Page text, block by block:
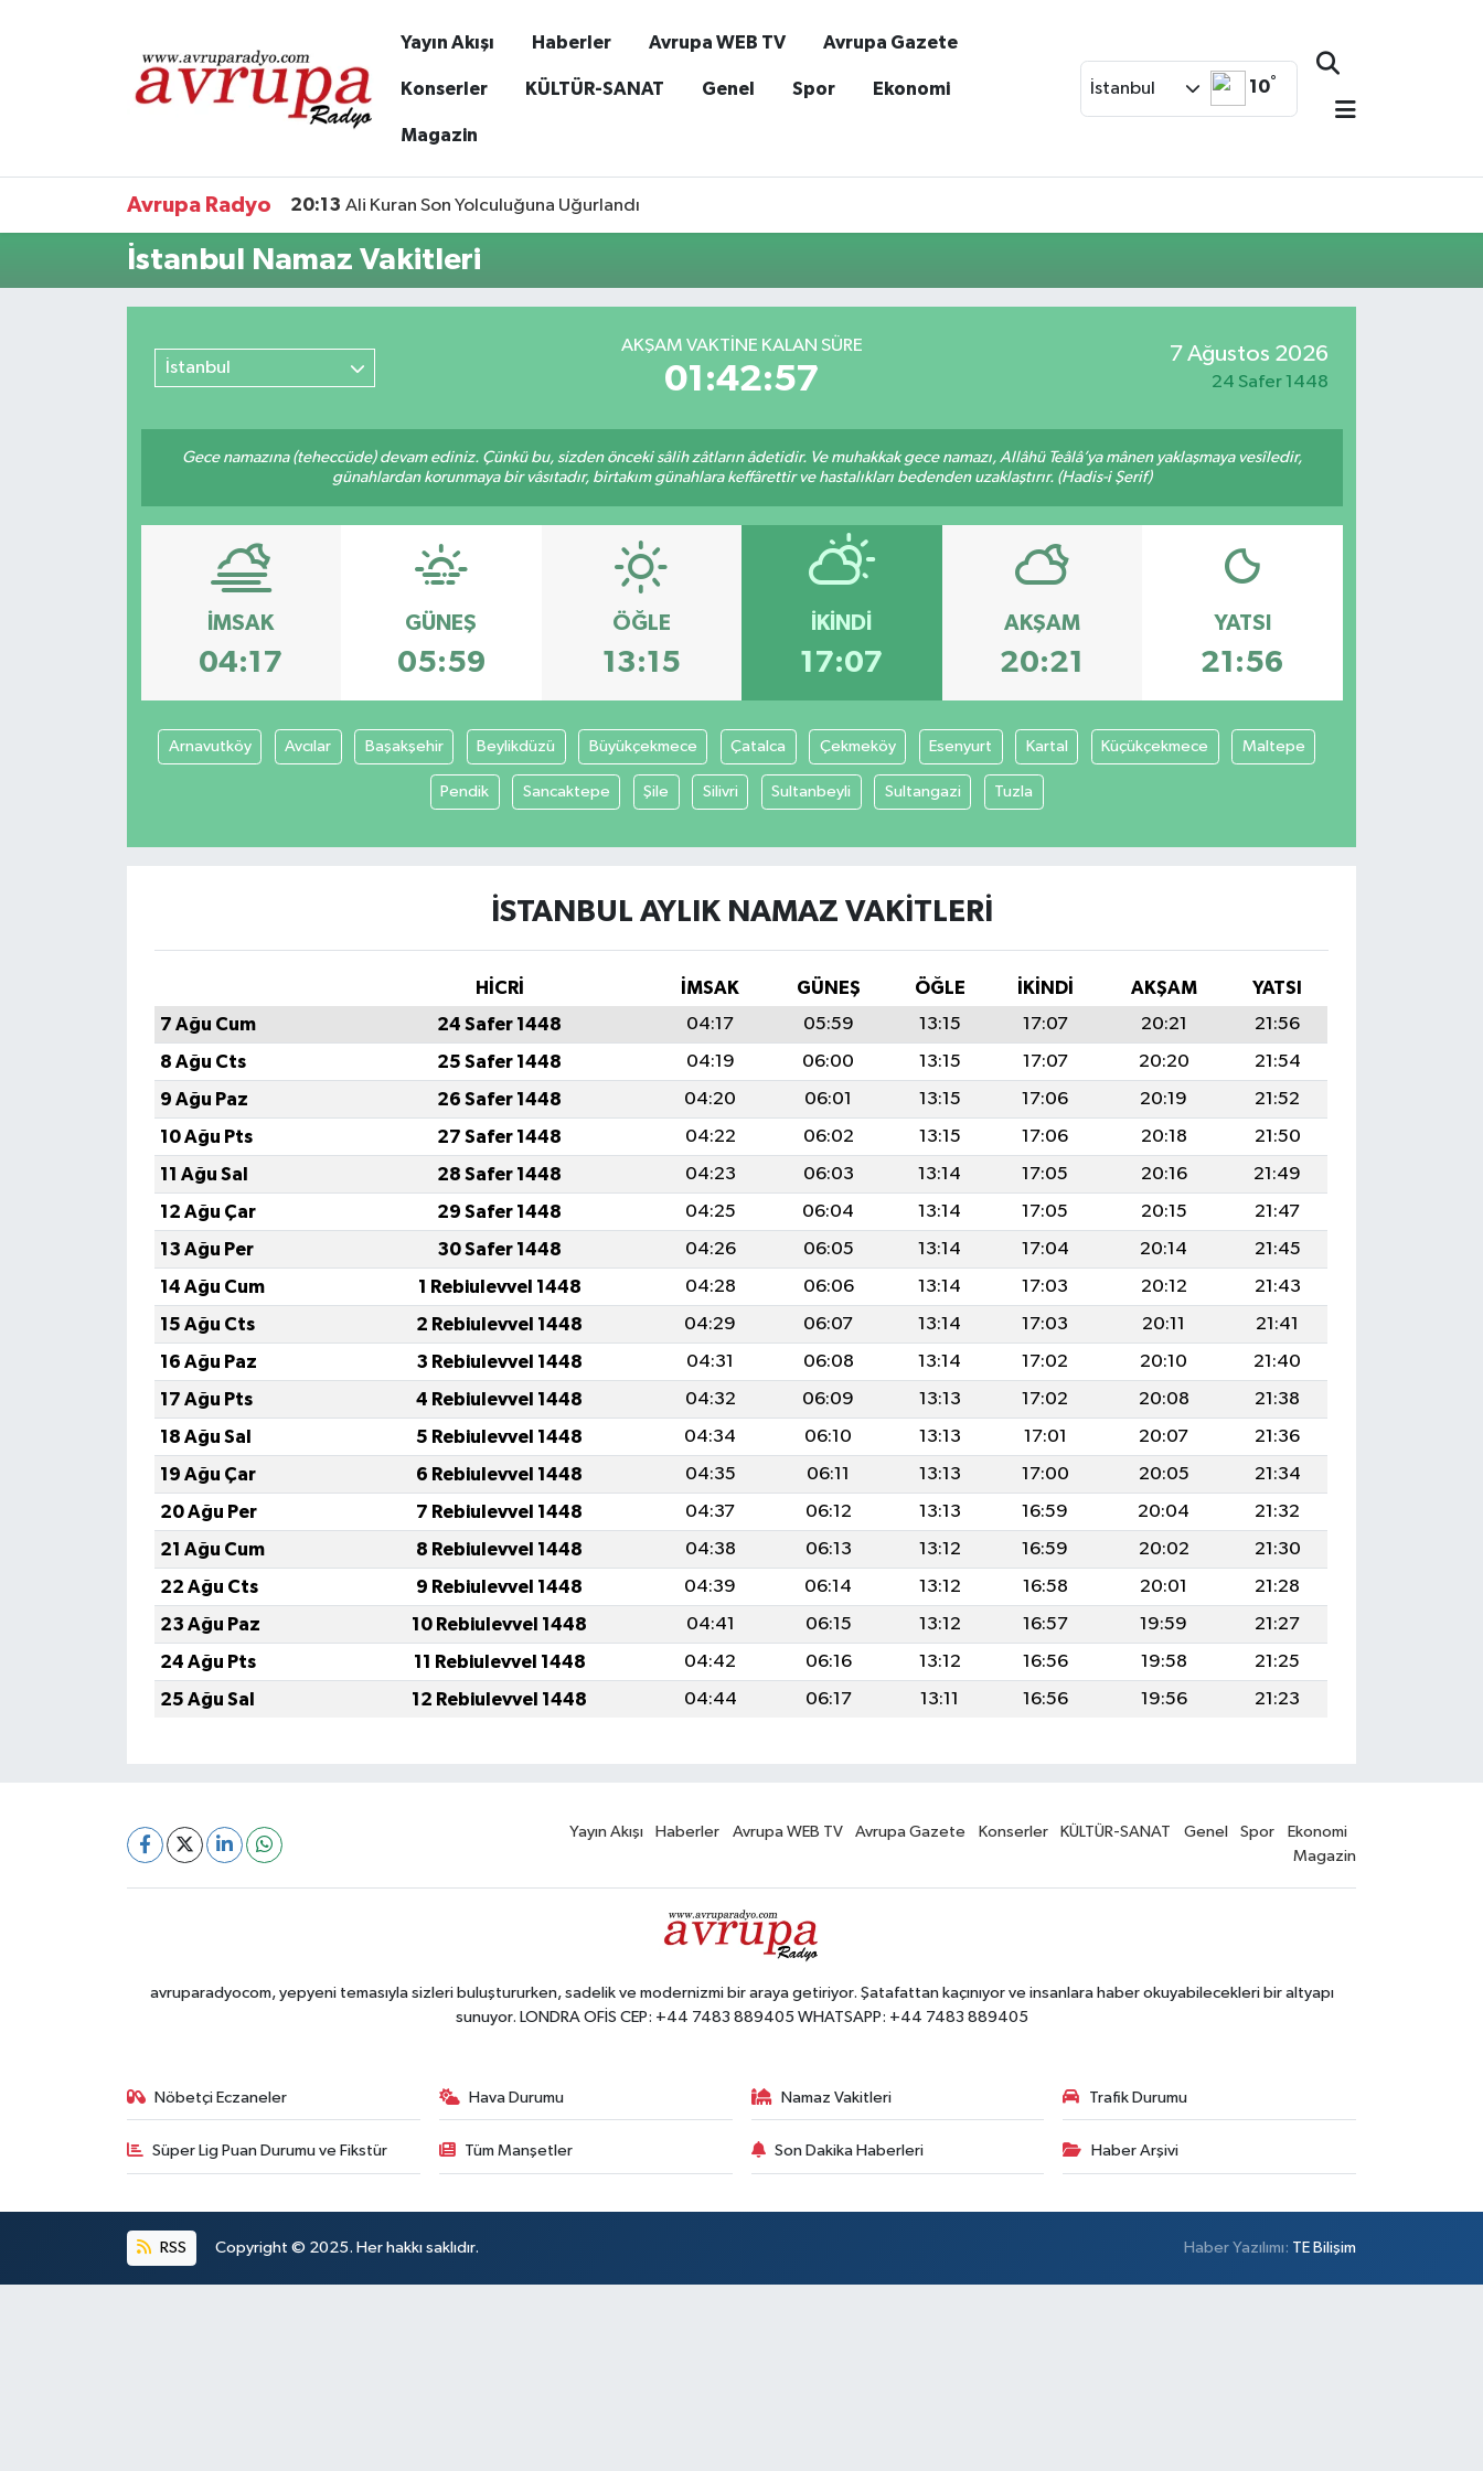
Yayın Akışı Haberler Avrupa WEB TV Avrupa Gazete
Konserler KÜLTÜR-SANAT Genel Spor Ekonomi
Magazin
İstanbul 10°
Avrupa Radyo 20:13 Ali Kuran Son Yolculuğuna Uğurlandı
İstanbul Namaz Vakitleri
İstanbul
AKŞAM VAKTİNE KALAN SÜRE
01:42:57
7 Ağustos 2026
24 Safer 1448
Gece namazına (teheccüde) devam ediniz. Çünkü bu, sizden önceki sâlih zâtların âdetidir. Ve muhakkak gece namazı, Allâhü Teâlâ’ya mânen yaklaşmaya vesîledir,
günahlardan korunmaya bir vâsıtadır, birtakım günahlara keffârettir ve hastalıkları bedenden uzaklaştırır. (Hadis-i Şerif)
İMSAK
04:17
GÜNEŞ
05:59
ÖĞLE
13:15
İKINDI
17:07
AKŞAM
20:21
YATSI
21:56
Arnavutköy Avcılar Başakşehir Beylikdüzü Büyükçekmece Çatalca Çekmeköy Esenyurt Kartal Küçükçekmece Maltepe
Pendik Sancaktepe Şile Silivri Sultanbeyli Sultangazi Tuzla
İSTANBUL AYLIK NAMAZ VAKITLERI
HİCRİ İMSAK GÜNEŞ ÖĞLE İKINDI AKŞAM
YATSI
7 Ağu Cum
24 Safer 1448 04:17 05:59 13:15 17:07 20:21
21:56
8 Ağu Cts
25 Safer 1448 04:19 06:00 13:15 17:07 20:20
21:54
9 Ağu Paz
26 Safer 1448 04:20 06:01 13:15 17:06 20:19
21:52
10 Ağu Pts
27 Safer 1448 04:22 06:02 13:15 17:06 20:18
21:50
11 Ağu Sal
28 Safer 1448 04:23 06:03 13:14 17:05 20:16
21:49
12 Ağu Çar
29 Safer 1448 04:25 06:04 13:14 17:05 20:15
21:47
13 Ağu Per
30 Safer 1448 04:26 06:05 13:14 17:04 20:14
21:45
14 Ağu Cum
1 Rebiulevvel 1448 04:28 06:06 13:14 17:03 20:12
21:43
15 Ağu Cts
2 Rebiulevvel 1448 04:29 06:07 13:14 17:03 20:11
21:41
16 Ağu Paz
3 Rebiulevvel 1448 04:31 06:08 13:14 17:02 20:10
21:40
17 Ağu Pts
4 Rebiulevvel 1448 04:32 06:09 13:13 17:02 20:08
21:38
18 Ağu Sal
5 Rebiulevvel 1448 04:34 06:10 13:13 17:01 20:07
21:36
19 Ağu Çar
6 Rebiulevvel 1448 04:35 06:11 13:13 17:00 20:05
21:34
20 Ağu Per
7 Rebiulevvel 1448 04:37 06:12 13:13 16:59 20:04
21:32
21 Ağu Cum
8 Rebiulevvel 1448 04:38 06:13 13:12 16:59 20:02
21:30
22 Ağu Cts
9 Rebiulevvel 1448 04:39 06:14 13:12 16:58 20:01
21:28
23 Ağu Paz
10 Rebiulevvel 1448 04:41 06:15 13:12 16:57 19:59
21:27
24 Ağu Pts
11 Rebiulevvel 1448 04:42 06:16 13:12 16:56 19:58
21:25
25 Ağu Sal
12 Rebiulevvel 1448 04:44 06:17 13:11 16:56 19:56 21:23
Yayın Akışı Haberler Avrupa WEB TV Avrupa Gazete Konserler KÜLTÜR-SANAT Genel Spor
Ekonomi
Magazin
avruparadyocom, yepyeni temasıyla sizleri buluştururken, sadelik ve modernizmi bir araya getiriyor. Şatafattan kaçınıyor ve insanlara haber okuyabilecekleri bir altyapı
sunuyor. LONDRA OFİS CEP: +44 7483 889405 WHATSAPP: +44 7483 889405
Nöbetçi Eczaneler Hava Durumu Namaz Vakitleri Trafik Durumu
Süper Lig Puan Durumu ve Fikstür Tüm Manşetler Son Dakika Haberleri Haber Arşivi
RSS Copyright © 2025. Her hakkı saklıdır. Haber Yazılımı: TE Bilişim
Yayın Akışı
Avrupa WEB TV
Avrupa Gazete
Konserler
KÜLTÜR-SANAT
Nöbetçi Eczaneler
Namaz Vakitleri
Trafik Durumu
Süper Lig Puan Durumu ve Fikstür
Tüm Manşetler